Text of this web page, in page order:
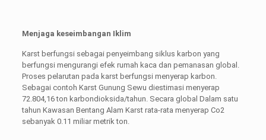
Menjaga keseimbangan Iklim
Karst berfungsi sebagai penyeimbang siklus karbon yang
berfungsi mengurangi efek rumah kaca dan pemanasan global.
Proses pelarutan pada karst berfungsi menyerap karbon.
Sebagai contoh Karst Gunung Sewu diestimasi menyerap
72.804,16 ton karbondioksida/tahun. Secara global Dalam satu
tahun Kawasan Bentang Alam Karst rata-rata menyerap Co2
sebanyak 0.11 miliar metrik ton.